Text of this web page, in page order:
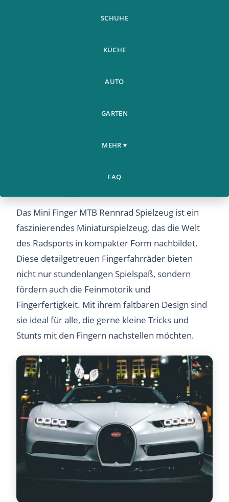
SCHUHE
KÜCHE
AUTO
GARTEN
MEHR ▾
FAQ
Kreative Unterhaltung für
Das Mini Finger MTB Rennrad Spielzeug ist ein
faszinierendes Miniaturspielzeug, das die Welt
des Radsports in kompakter Form nachbildet.
Diese detailgetreuen Fingerfahrräder bieten
nicht nur stundenlangen Spielspaß, sondern
fördern auch die Feinmotorik und
Fingerfertigkeit. Mit ihrem faltbaren Design sind
sie ideal für alle, die gerne kleine Tricks und
Stunts mit den Fingern nachstellen möchten.